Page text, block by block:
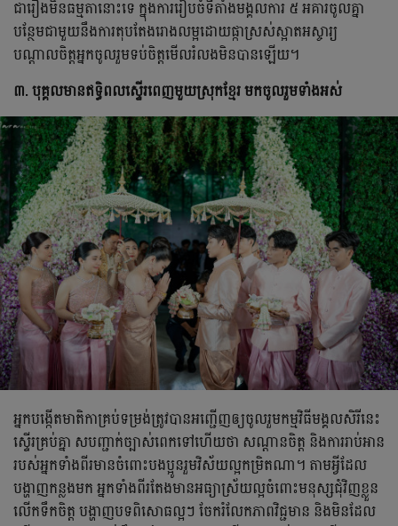
ជារឿងមិនធម្មតានោះទេ ក្នុងការរៀបចំទីតាំងមង្គលការ ៥ អគារចូលគ្នា
បន្ថែមជាមួយនឹង​ការតុបតែងរោងលម្អដោយផ្កាស្រស់ស្អាតអស្ចារ្យ
បណ្ដាលចិត្តអ្នកចូលរួមទប់ចិត្តមើលរំលងមិនបានឡើយ។
៣. បុគ្គលមានឥទ្ធិពលស្ទើរពេញមួយស្រុកខ្មែរ មកចូលរួមទាំងអស់
អ្នកបង្កើតមាតិកាគ្រប់ទម្រង់ត្រូវបាន​អញ្ជើញឲ្យចូលរួមកម្មវិធីមង្គលសិរីនេះ
ស្ទើរគ្រប់គ្នា សបញ្ជាក់ច្បាស់ពេកទៅហើយថា សណ្ដានចិត្ត និងការរាប់អាន
របស់អ្នកទាំងពីរមានចំពោះបងប្អូនរួមវិស័យល្អកម្រិតណា។ តាមអ្វីដែល
បង្ហាញ​កន្លងមក អ្នកទាំងពីរតែងមានអធ្យាស្រ័យល្អចំពោះមនុស្សជុំវិញខ្លួន
លើកទឹកចិត្ត បង្ហាញបទពិសោធល្អៗ ចែករំលែកភាពវិជ្ជមាន និងមិនដែល